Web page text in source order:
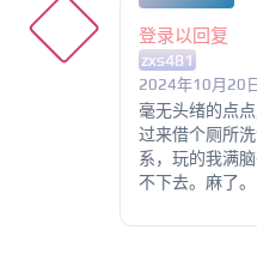
登录以回复
zxs481
2024年10月20
毫无头绪的点
过来借个厕所
系，玩的我满
不下去。麻了。